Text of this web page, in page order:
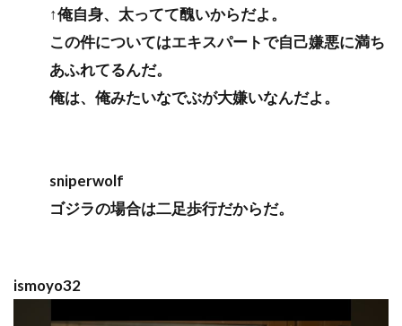
↑俺自身、太ってて醜いからだよ。
この件についてはエキスパートで自己嫌悪に満ち
あふれてるんだ。
俺は、俺みたいなでぶが大嫌いなんだよ。
sniperwolf
ゴジラの場合は二足歩行だからだ。
ismoyo32